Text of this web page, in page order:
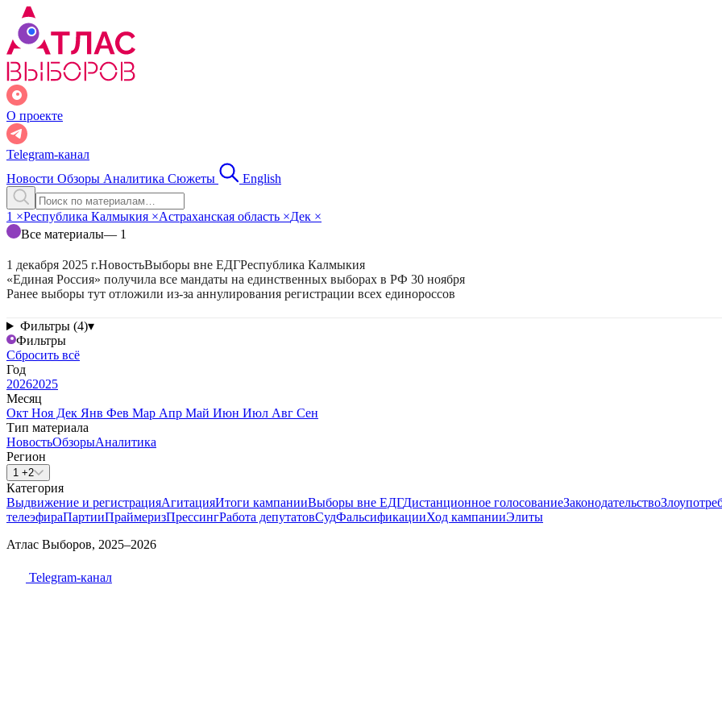
О проекте
Telegram-канал
Новости Обзоры Аналитика Сюжеты English
1 ×Республика Калмыкия ×Астраханская область ×Дек ×
Все материалы— 1
1 декабря 2025 г.НовостьВыборы вне ЕДГРеспублика Калмыкия
«Единая Россия» получила все мандаты на единственных выборах в РФ 30 ноября
Ранее выборы тут отложили из-за аннулирования регистрации всех единороссов
Фильтры (4)▾
Фильтры
Сбросить всё
Год
20262025
Месяц
Окт Ноя Дек Янв Фев Мар Апр Май Июн Июл Авг Сен
Тип материала
НовостьОбзорыАналитика
Регион
1 +2
Категория
Выдвижение и регистрацияАгитацияИтоги кампанииВыборы вне ЕДГДистанционное голосованиеЗаконодательство
телеэфираПартииПраймеризПрессингРабота депутатовСудФальсификацииХод кампанииЭлиты
Атлас Выборов, 2025–2026
Telegram-канал